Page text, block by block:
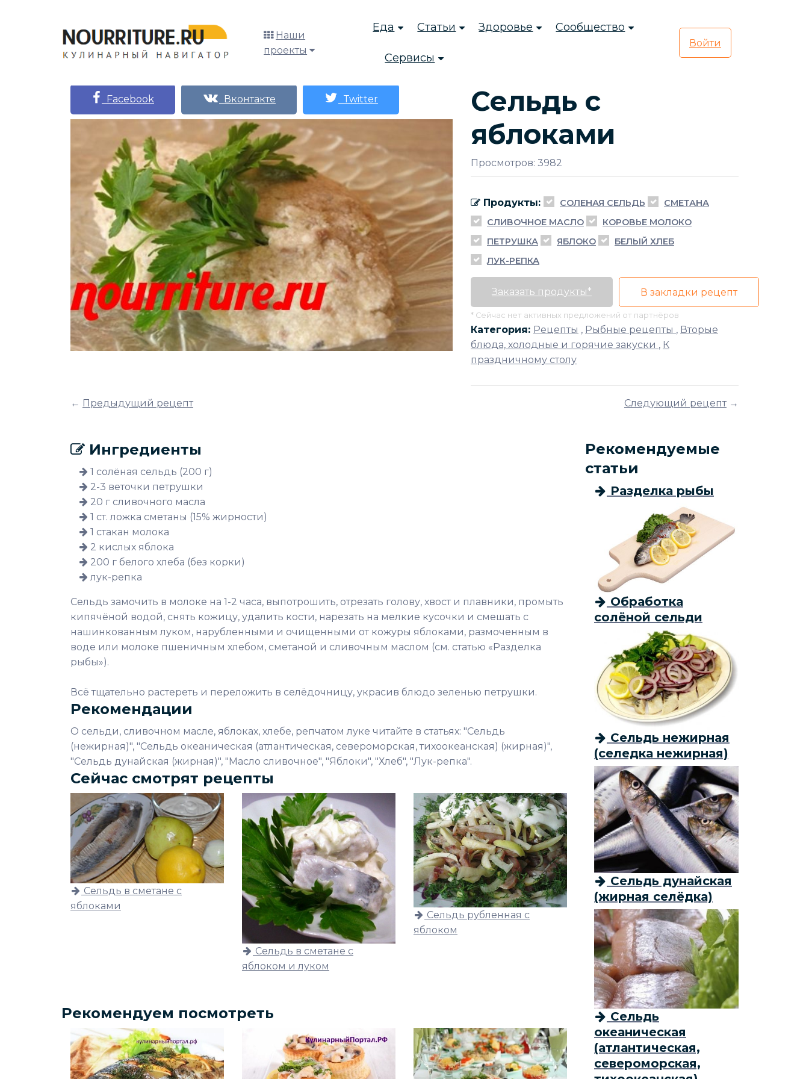
Наши
проекты
Еда Статьи Здоровье Сообщество
Сервисы
Войти
Facebook Вконтакте Twitter
Сельдь с
яблоками
Просмотров: 3982
Продукты: СОЛЕНАЯ СЕЛЬДЬ
СМЕТАНА
СЛИВОЧНОЕ МАСЛО
КОРОВЬЕ МОЛОКО
ПЕТРУШКА
ЯБЛОКО
БЕЛЫЙ ХЛЕБ
ЛУК-РЕПКА
Заказать продукты* В закладки рецепт
* Сейчас нет активных предложений от партнёров
Категория: Рецепты , Рыбные рецепты , Вторые
блюда, холодные и горячие закуски , К
праздничному столу
← Предыдущий рецепт Следующий рецепт→
Ингредиенты
1 солёная сельдь (200 г)
2-3 веточки петрушки
20 г сливочного масла
1 ст. ложка сметаны (15% жирности)
1 стакан молока
2 кислых яблока
200 г белого хлеба (без корки)
лук-репка
Сельдь замочить в молоке на 1-2 часа, выпотрошить, отрезать голову, хвост и плавники, промыть
кипячёной водой, снять кожицу, удалить кости, нарезать на мелкие кусочки и смешать с
нашинкованным луком, нарубленными и очищенными от кожуры яблоками, размоченным в
воде или молоке пшеничным хлебом, сметаной и сливочным маслом (см. статью «Разделка
рыбы»).
Всё тщательно растереть и переложить в селёдочницу, украсив блюдо зеленью петрушки.
Рекомендации
О сельди, сливочном масле, яблоках, хлебе, репчатом луке читайте в статьях: "Сельдь
(нежирная)", "Сельдь океаническая (атлантическая, североморская, тихоокеанская) (жирная)",
"Сельдь дунайская (жирная)", "Масло сливочное", "Яблоки", "Хлеб", "Лук-репка".
Сейчас смотрят рецепты
Сельдь в сметане с
яблоками
Сельдь в сметане с
яблоком и луком
Сельдь рубленная с
яблоком
Рекомендуем посмотреть
Рекомендуемые
статьи
Разделка рыбы
Обработка
солёной сельди
Сельдь нежирная
(селедка нежирная)
Сельдь дунайская
(жирная селёдка)
Сельдь
океаническая
(атлантическая,
североморская,